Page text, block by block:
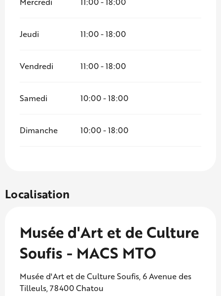
Jeudi 11:00 - 18:00
Vendredi 11:00 - 18:00
Samedi 10:00 - 18:00
Dimanche 10:00 - 18:00
Localisation
Musée d'Art et de Culture
Soufis - MACS MTO
Musée d'Art et de Culture Soufis, 6 Avenue des
Tilleuls, 78400 Chatou